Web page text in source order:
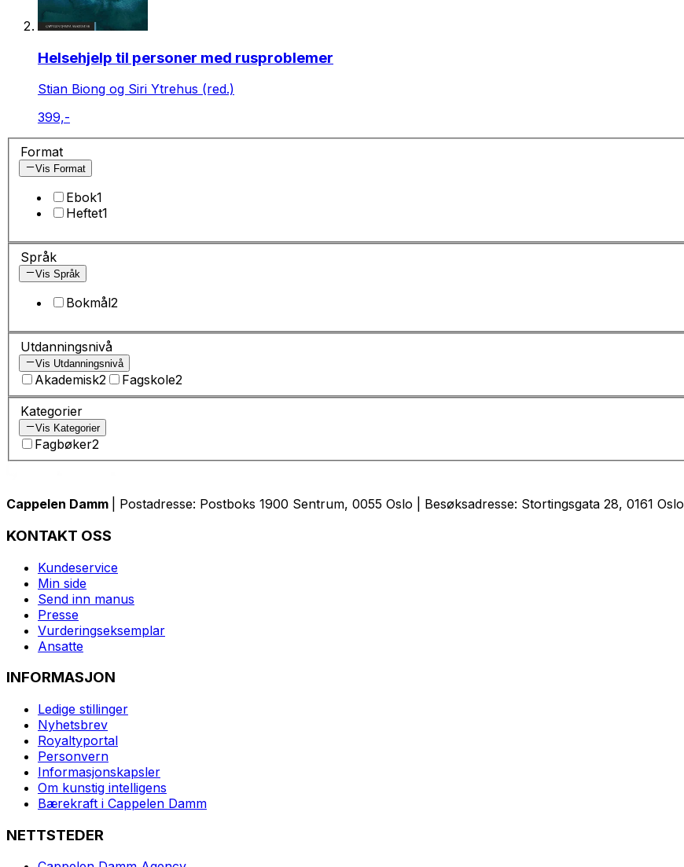
Helsehjelp til personer med rusproblemer
Stian Biong og Siri Ytrehus (red.)
399,-
Format
Vis Format
Ebok1
Heftet1
Språk
Vis Språk
Bokmål2
Utdanningsnivå
Vis Utdanningsnivå
Akademisk2 Fagskole2
Kategorier
Vis Kategorier
Fagbøker2
Cappelen Damm | Postadresse: Postboks 1900 Sentrum, 0055 Oslo | Besøksadresse: Stortingsgata 28, 0161 Oslo
KONTAKT OSS
Kundeservice
Min side
Send inn manus
Presse
Vurderingseksemplar
Ansatte
INFORMASJON
Ledige stillinger
Nyhetsbrev
Royaltyportal
Personvern
Informasjonskapsler
Om kunstig intelligens
Bærekraft i Cappelen Damm
NETTSTEDER